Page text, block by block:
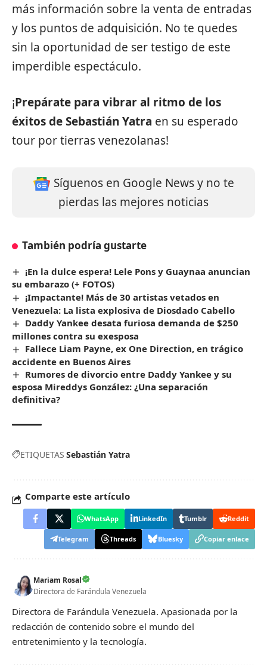
más información sobre la venta de entradas
y los puntos de adquisición. No te quedes
sin la oportunidad de ser testigo de este
imperdible espectáculo.
¡Prepárate para vibrar al ritmo de los
éxitos de Sebastián Yatra en su esperado
tour por tierras venezolanas!
Síguenos en Google News y no te
pierdas las mejores noticias
También podría gustarte
¡En la dulce espera! Lele Pons y Guaynaa anuncian
su embarazo (+ FOTOS)
¡Impactante! Más de 30 artistas vetados en
Venezuela: La lista explosiva de Diosdado Cabello
Daddy Yankee desata furiosa demanda de $250
millones contra su exesposa
Fallece Liam Payne, ex One Direction, en trágico
accidente en Buenos Aires
Rumores de divorcio entre Daddy Yankee y su
esposa Mireddys González: ¿Una separación
definitiva?
ETIQUETAS Sebastián Yatra
Comparte este artículo
WhatsApp LinkedIn Tumblr Reddit
Telegram Threads Bluesky Copiar enlace
Mariam Rosal
Directora de Farándula Venezuela
Directora de Farándula Venezuela. Apasionada por la
redacción de contenido sobre el mundo del
entretenimiento y la tecnología.